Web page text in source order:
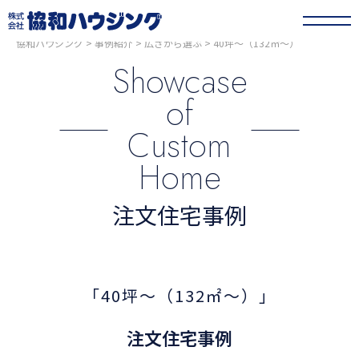
協和ハウジング > 事例紹介 > 広さから選ぶ > 40坪〜（132㎡〜）
Showcase
of
Custom
Home
注文住宅事例
「40坪〜（132㎡〜）」
注文住宅事例